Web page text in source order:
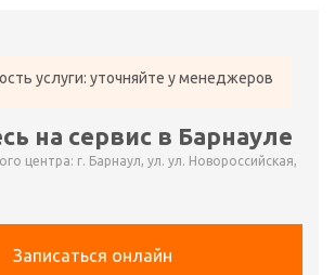
услуги: уточняйте у менеджеров
на сервис в Барнауле
центра: г. Барнаул, ул. ул. Новороссийская,
Записаться онлайн